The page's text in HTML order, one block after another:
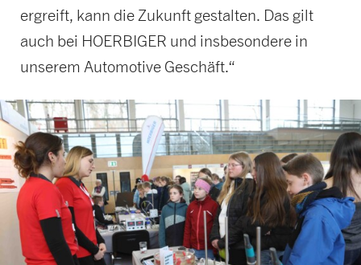
ergreift, kann die Zukunft gestalten. Das gilt
auch bei HOERBIGER und insbesondere in
unserem Automotive Geschäft.“